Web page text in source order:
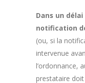
Dans un
notification
(ou, si la
intervenue
l’ordonnance,
prestataire